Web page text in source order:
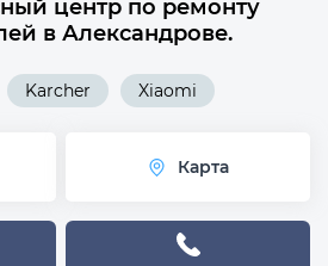
центр по ремонту
в Александрове.
Karcher Xiaomi
Карта